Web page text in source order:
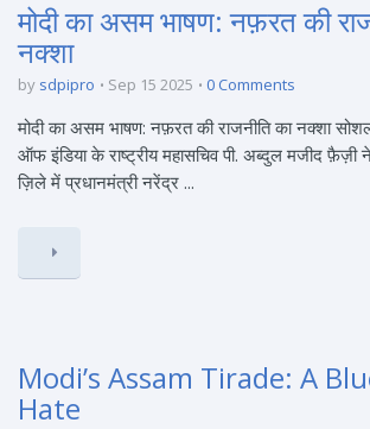
मोदी का असम भाषण: नफ़रत की
नक्शा
by sdpipro Sep 15 2025 0 Comments
मोदी का असम भाषण: नफ़रत की राजनीति का नक्शा
ऑफ इंडिया के राष्ट्रीय महासचिव पी. अब्दुल मजीद
ज़िले में प्रधानमंत्री नरेंद्र ...
Modi’s Assam Tirade: A
Hate